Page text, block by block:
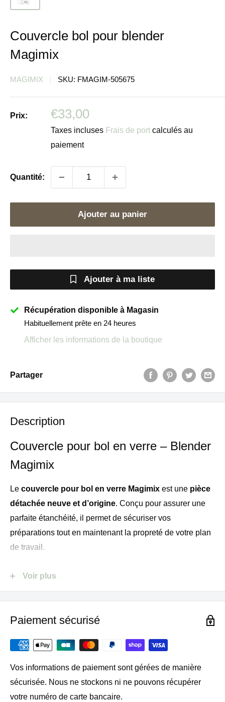
Couvercle bol pour blender
Magimix
MAGIMIX SKU: FMAGIM-505675
Prix:
Prix
réduit
€33,00
Taxes incluses Frais de port calculés au
paiement
Quantité:
Ajouter au panier
Ajouter à ma liste
Récupération disponible à Magasin
Habituellement prête en 24 heures
Afficher les informations de la boutique
Partager
Description
Couvercle pour bol en verre – Blender
Magimix
Le couvercle pour bol en verre Magimix est une pièce
détachée neuve et d’origine. Conçu pour assurer une
parfaite étanchéité, il permet de sécuriser vos
préparations tout en maintenant la propreté de votre plan
de travail.
Compatibilité
Réf. 11611 – Ivoire
Réf. 11612 – Blanc
Réf. 11615 – Chrome mat
Réf. 11616 – Orange
Voir plus
Paiement sécurisé
Vos informations de paiement sont gérées de manière
sécurisée. Nous ne stockons ni ne pouvons récupérer
votre numéro de carte bancaire.